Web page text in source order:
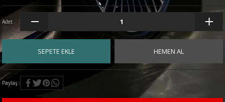
Adet
SEPETE EKLE HEMEN AL
Paylaş